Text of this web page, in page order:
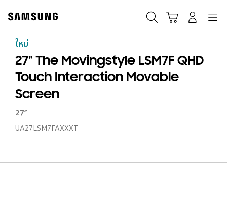
content
ใหม่
27" The Movingstyle LSM7F QHD
Touch Interaction Movable
Screen
27”
UA27LSM7FAXXXT